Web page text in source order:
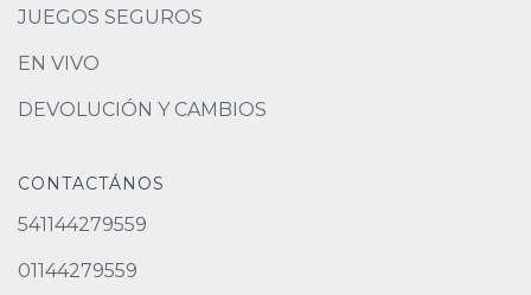
JUEGOS SEGUROS
EN VIVO
DEVOLUCIÓN Y CAMBIOS
CONTACTÁNOS
541144279559
01144279559